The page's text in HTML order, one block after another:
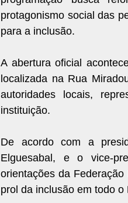
protagonismo social das
para a inclusão.
A abertura oficial
localizada na Rua
autoridades locais,
instituição.
De acordo com a
Elguesabal, e o vice-
orientações da
prol da inclusão em todo o